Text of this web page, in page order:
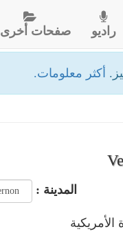
أكثر معلومات.
راديو صفحات أخرى
المدينة :